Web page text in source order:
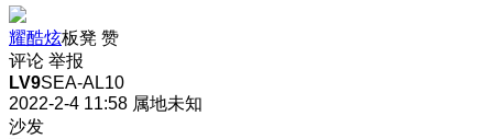
耀酷炫板凳 赞
评论 举报
LV9SEA-AL10
2022-2-4 11:58 属地未知
沙发